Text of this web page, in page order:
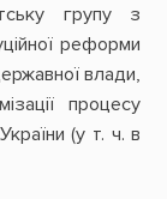
групу з
реформи
влади,
процесу
(у т. ч. в